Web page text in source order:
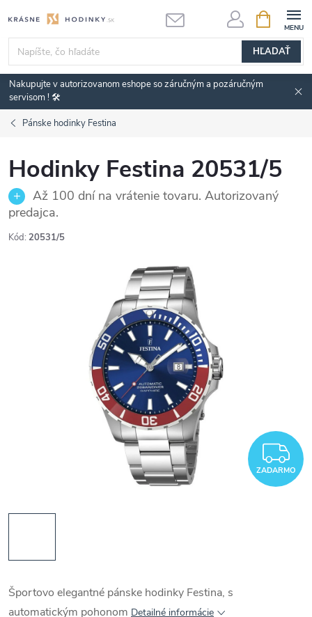
na
obsah
HĽADAŤ
KOŠÍK
Nakupujte v autorizovanom eshope so záručným a pozáručným
servisom ! 🛠️
Pánske hodinky Festina
Hodinky Festina 20531/5
Až 100 dní na vrátenie tovaru. Autorizovaný
predajca.
Kód: 20531/5
ZADARMO
Športovo elegantné pánske hodinky Festina, s
automatickým pohonom Detailné informácie